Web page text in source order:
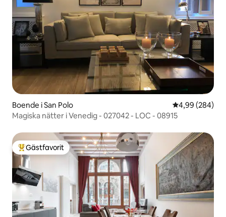
Boende i San Polo 4,99 av 5 i
4,99 (284)
Magiska nätter i Venedig - 027042 - LOC - 08915
Populär gästfavorit
Gästfavorit